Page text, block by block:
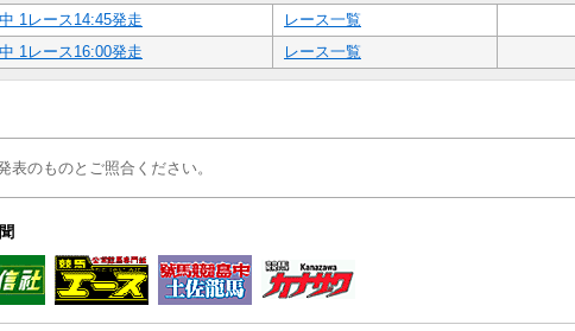
1レース14:45発走
レース一覧
1レース16:00発走 レース一覧
のものとご照合ください。